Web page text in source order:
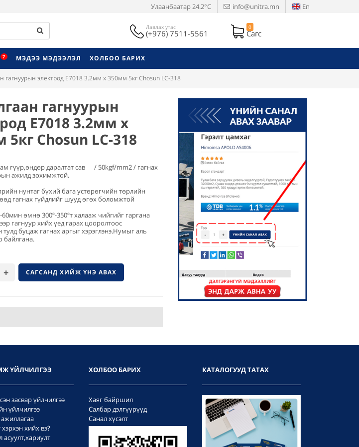
Улаанбаатар24.2°C info@unitra.mn En
Лавлах утас
(+976) 7511-5561
0
Сагс
7 МЭДЭЭ МЭДЭЭЛЭЛ ХОЛБОО БАРИХ
гагнуурын электрод E7018 3.2мм х 350мм 5кг Chosun LC-318
гагнуурын
E7018 3.2мм х
5кг Chosun LC-318
гүүр,өндөр даралтат сав / 50kgf/mm2 / гагнах
ажилд зохимжтой.
нунтаг бүхий бага устөрөгчийн төрлийн
гагнах гүйдлийг шууд өгөх боломжтой
60мин өмнө 300º-350ºт халааж чийгийг гаргана
гагнуур хийх үед гарах цооролтоос
тулд буцаж гагнах аргыг хэрэглэнэ.Нумыг аль
байлгана.
САГСАНД ХИЙЖ ҮНЭ АВАХ
ҮЙЛЧИЛГЭЭ
засвар үйлчилгээ
үйлчилгээ
хийх вэ?
асуулт,хариулт
ХОЛБОО БАРИХ
Хаяг байршил
Салбар дэлгүүрүүд
Санал хүсэлт
КАТАЛОГУУД ТАТАХ